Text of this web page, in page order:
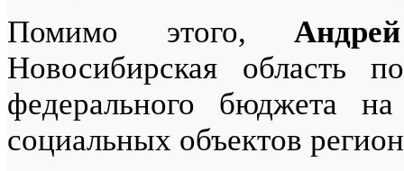
Помимо этого,
Новосибирская область
федерального бюджета
социальных объектов